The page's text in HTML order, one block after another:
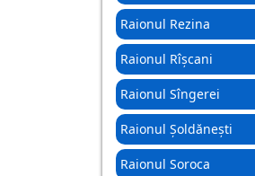
Raionul Rezina
Raionul Rîșcani
Raionul Sîngerei
Raionul Șoldănești
Raionul Soroca